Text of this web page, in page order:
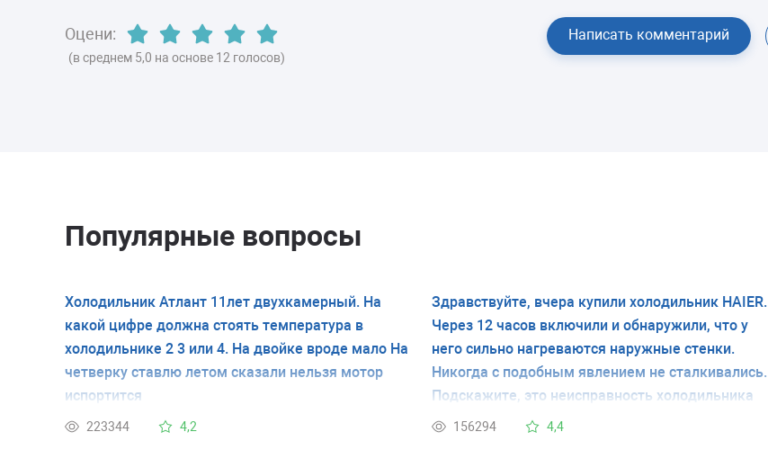
Оцени:
(в среднем 5,0 на основе 12 голосов)
Написать комментарий
Популярные вопросы
Холодильник Атлант 11лет двухкамерный. На
какой цифре должна стоять температура в
холодильнике 2 3 или 4. На двойке вроде мало На
четверку ставлю летом сказали нельзя мотор
испортится
223344 4,2
Здравствуйте, вчера купили холодильник HAIER.
Через 12 часов включили и обнаружили, что у
него сильно нагреваются наружные стенки.
Никогда с подобным явлением не сталкивались.
Подскажите, это неисправность холодильника
или это временное явление. Спасибо.
156294 4,4